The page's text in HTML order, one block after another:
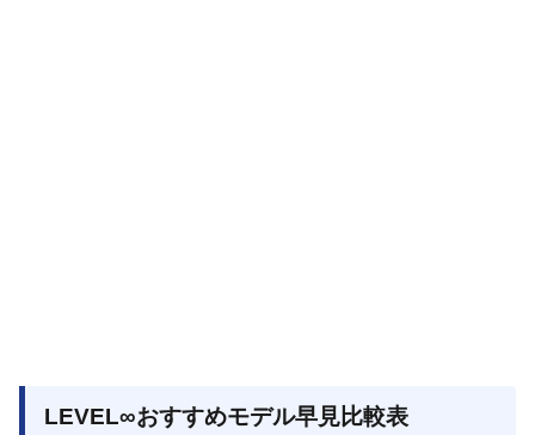
LEVEL∞おすすめモデル早見比較表